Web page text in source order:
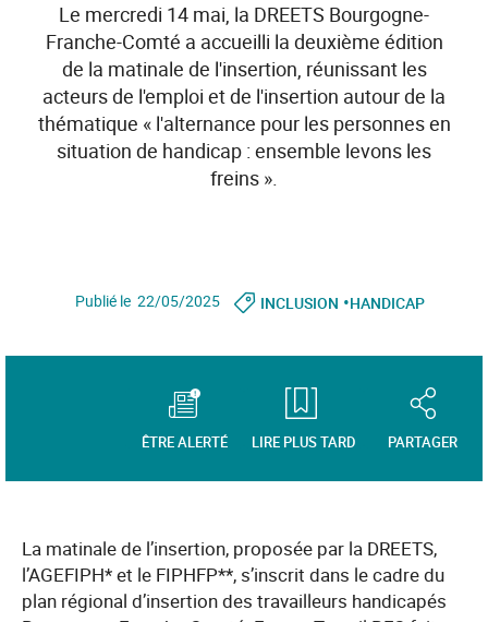
Le mercredi 14 mai, la DREETS Bourgogne-
Franche-Comté a accueilli la deuxième édition
de la matinale de l'insertion, réunissant les
acteurs de l'emploi et de l'insertion autour de la
thématique « l'alternance pour les personnes en
situation de handicap : ensemble levons les
freins ».
Publié le 22/05/2025 INCLUSION •HANDICAP
ÊTRE ALERTÉ LIRE PLUS TARD PARTAGER
La matinale de l’insertion, proposée par la DREETS,
l’AGEFIPH* et le FIPHFP**, s’inscrit dans le cadre du
plan régional d’insertion des travailleurs handicapés